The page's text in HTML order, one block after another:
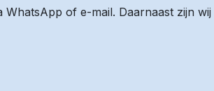
of e-mail. Daarnaast zijn wij